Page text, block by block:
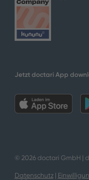
Jetzt doctari App
© 2026 doctari GmbH |
Datenschutz|